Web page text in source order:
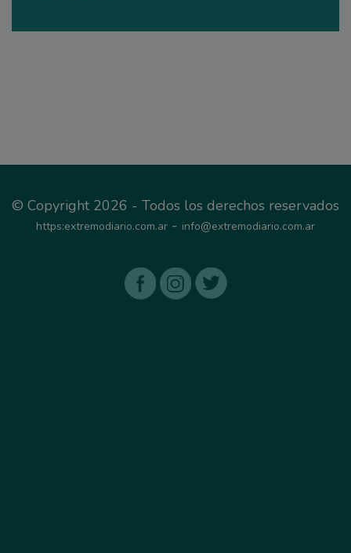
© Copyright 2026 - Todos los derechos reservados
https:extremodiario.com.ar - info@extremodiario.com.ar